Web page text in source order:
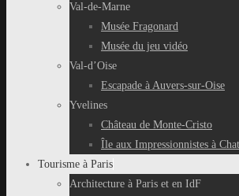
Val-de-Marne
Musée Fragonard
Musée du jeu vidéo
Val-d’Oise
Escapade à Auvers-sur-Oise
Yvelines
Château de Monte-Cristo
Île aux Impressionnistes à
Tourisme à Paris
Architecture à Paris et en IdF